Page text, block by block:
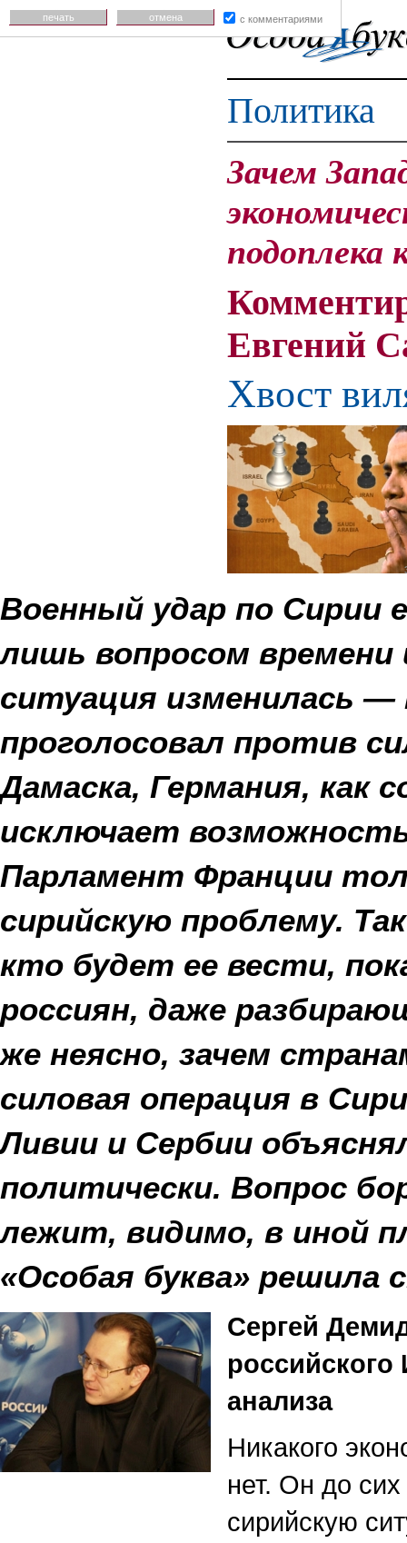
Политика
Зачем
подоплека
Евгений
Хвост
Военный удар по Сирии
лишь вопросом времени
ситуация изменилась
проголосовал против
Дамаска, Германия, как
исключает
Парламент Франции
сирийскую проблему.
кто будет ее вести,
россиян, даже
же неясно, зачем
силовая операция в
Ливии и Сербии
политически. Вопрос
лежит, видимо, в иной
«Особая буква» решила
Сергей
российского
анализа
Никакого
нет. Он до
сирийскую
печать отмена с комментариями